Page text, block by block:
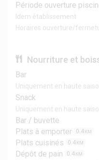
Période ouverture
Idem établissement
Horaires ouverture/
Nourriture et
Bar
Uniquement en haute
Snack
Uniquement en haute
Bar / buvette
Plats à emporter
0.4 KM
Plats cuisinés 0.4 KM
Dépôt de pain 0.4 KM